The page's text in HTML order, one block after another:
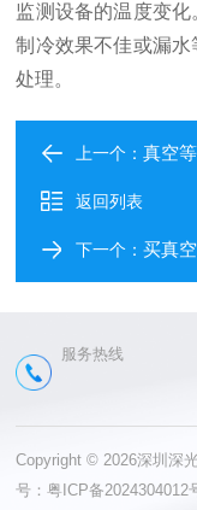
监测设备的温度变
制冷效果不佳或漏
处理。
上一个：真空等离子
返回列表
下一个：买真空等离
服务热线
Copyright © 2026深圳深
号：粤ICP备2024304012